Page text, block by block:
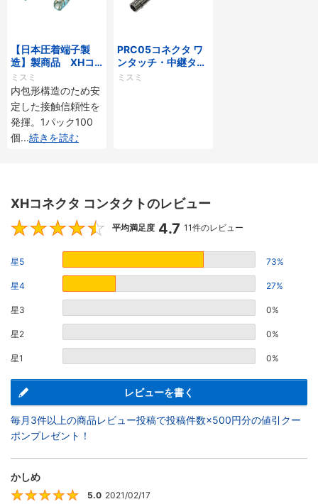
【日本圧着端子製
造】製商品 XHコ
ネクタ コンタクト
ミスミ
内包形構造のため安
定した接触信頼性を
発揮。1パック100
個...続きを読む
PRC05コネクタ ワ
ンタッチ・中継タイ
プ
ミスミ
XHコネクタ コンタクトのレビュー
4.7
平均満足度 4.7 11件のレビュー
星5 73%
星4 27%
星3 0%
星2 0%
星1 0%
レビューを書く
毎月3件以上の商品レビュー投稿で投稿件数×500円分の値引クー
ポンプレゼント！
かしめ
5.0 2021/02/17